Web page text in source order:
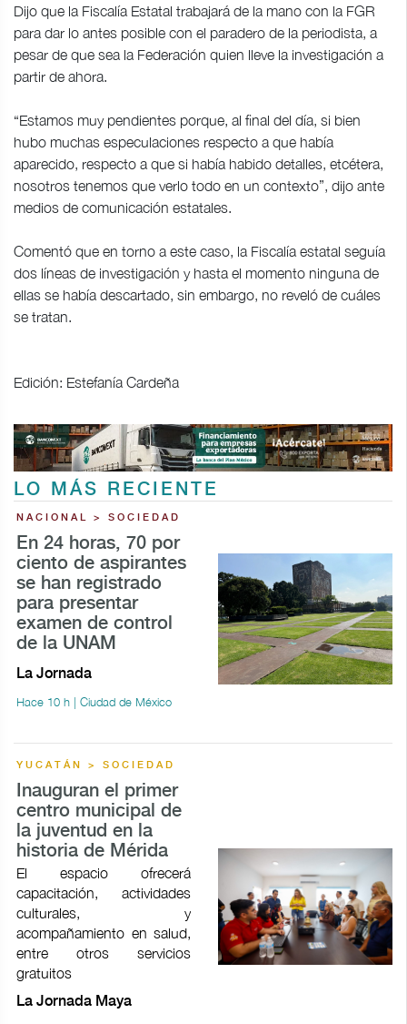
Dijo que la Fiscalía Estatal trabajará de la mano con la FGR
para dar lo antes posible con el paradero de la periodista, a
pesar de que sea la Federación quien lleve la investigación a
partir de ahora.
“Estamos muy pendientes porque, al final del día, si bien
hubo muchas especulaciones respecto a que había
aparecido, respecto a que si había habido detalles, etcétera,
nosotros tenemos que verlo todo en un contexto”, dijo ante
medios de comunicación estatales.
Comentó que en torno a este caso, la Fiscalía estatal seguía
dos líneas de investigación y hasta el momento ninguna de
ellas se había descartado, sin embargo, no reveló de cuáles
se tratan.
Edición: Estefanía Cardeña
LO MÁS RECIENTE
NACIONAL > SOCIEDAD
En 24 horas, 70 por
ciento de aspirantes
se han registrado
para presentar
examen de control
de la UNAM
La Jornada
Hace 10 h | Ciudad de México
YUCATÁN > SOCIEDAD
Inauguran el primer
centro municipal de
la juventud en la
historia de Mérida
El espacio ofrecerá
capacitación, actividades
culturales, y
acompañamiento en salud,
entre otros servicios
gratuitos
La Jornada Maya